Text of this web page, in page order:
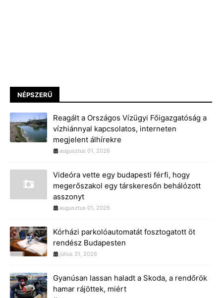
NÉPSZERŰ
Reagált a Országos Vízügyi Főigazgatóság a
vízhiánnyal kapcsolatos, interneten
megjelent álhírekre
augusztus 01, 2026
Videóra vette egy budapesti férfi, hogy
megerőszakol egy társkeresőn behálózott
asszonyt
augusztus 01, 2026
Kórházi parkolóautomatát fosztogatott öt
rendész Budapesten
július 31, 2026
Gyanúsan lassan haladt a Skoda, a rendőrök
hamar rájöttek, miért